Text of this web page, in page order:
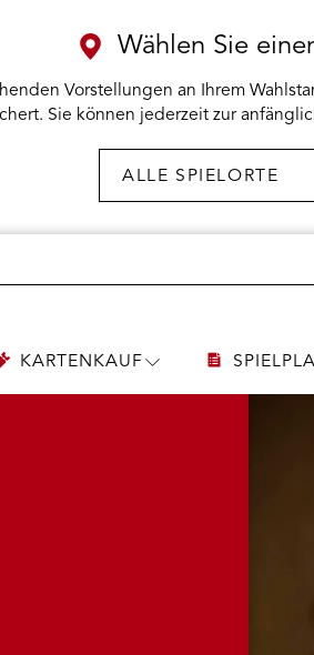
Wählen Sie
Vorstellungen an Ihrem
Sie können jederzeit zur
KARTENKAUF UNTERMENÜ